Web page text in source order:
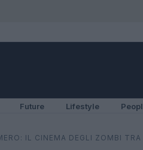
Future Lifestyle
IL CINEMA DEGLI ZOMBI